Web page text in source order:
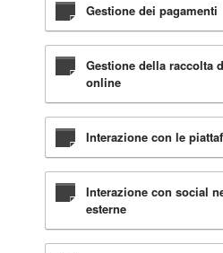
Gestione dei pagamenti
Gestione della raccolta
online
Interazione con le
Interazione con social
esterne